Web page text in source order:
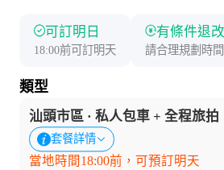
可訂明日
18:00前可訂明天
有條件退改
請合理規劃時間
類型
汕頭市區 · 私人包車 + 全程旅拍
套餐詳情
當地時間18:00前，可預訂明天